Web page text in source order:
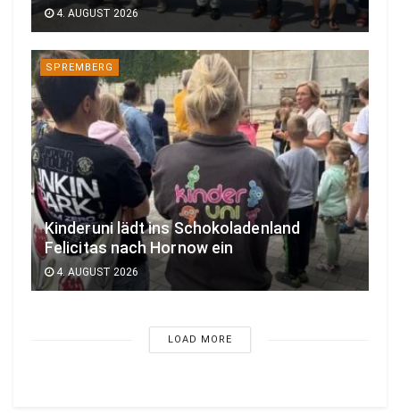
4. AUGUST 2026
SPREMBERG
Kinderuni lädt ins Schokoladenland
Felicitas nach Hornow ein
4. AUGUST 2026
LOAD MORE